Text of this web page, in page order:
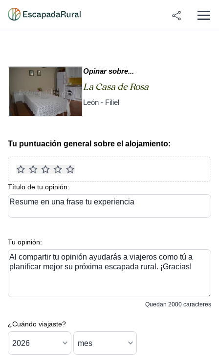
Opinar sobre...
La Casa de Rosa
León - Filiel
Tu puntuación general sobre el alojamiento:
Título de tu opinión:
Resume en una frase tu experiencia
Tu opinión:
Al compartir tu opinión ayudarás a viajeros como tú a
planificar mejor su próxima escapada rural. ¡Gracias!
Quedan 2000 caracteres
¿Cuándo viajaste?